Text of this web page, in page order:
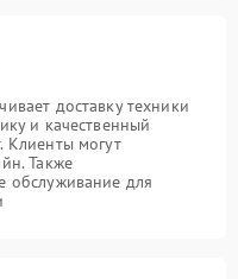
доставку техники
и качественный
Клиенты могут
Также
обслуживание для